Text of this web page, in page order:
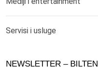
Servisi i usluge
NEWSLETTER – BILTEN